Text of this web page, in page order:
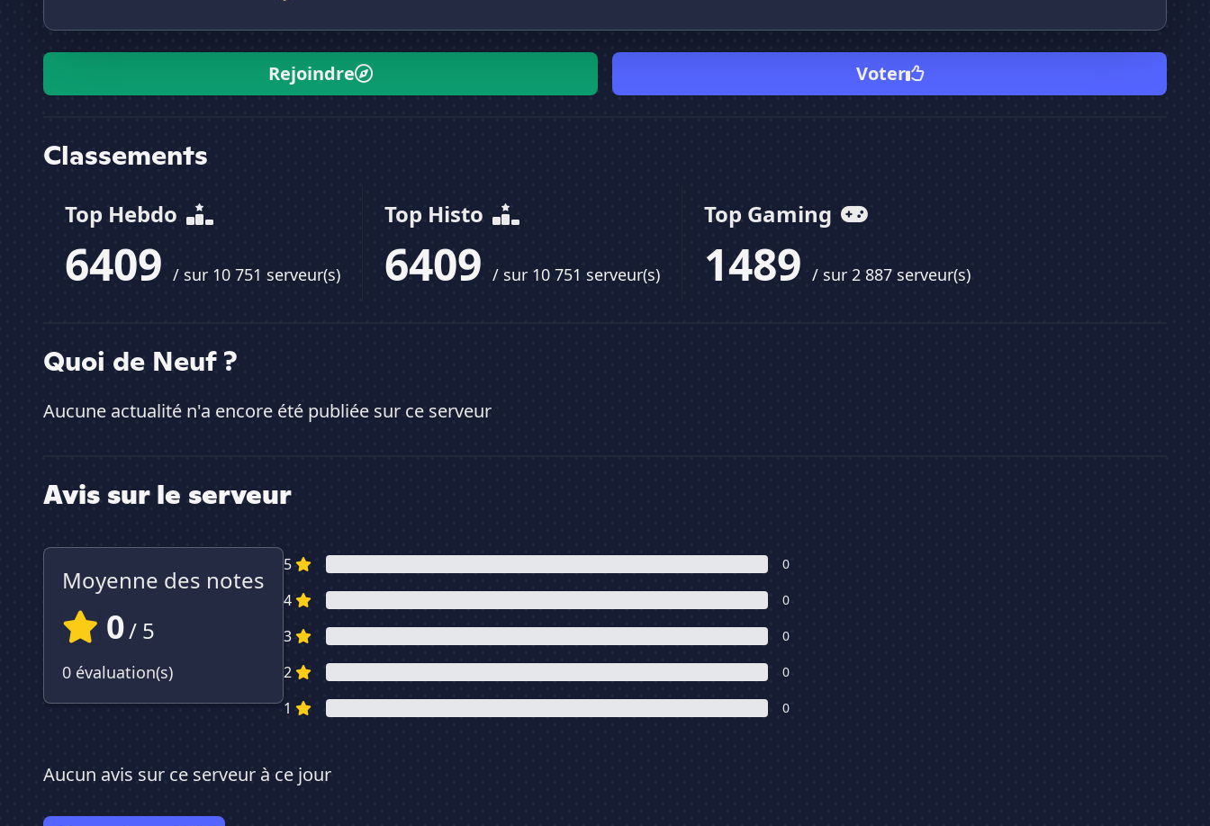
Rejoindre Voter
Classements
Top Hebdo
6409 / sur 10 751 serveur(s)
Top Histo
6409 / sur 10 751 serveur(s)
Top Gaming
1489 / sur 2 887 serveur(s)
Quoi de Neuf ?
Aucune actualité n'a encore été publiée sur ce serveur
Avis sur le serveur
Moyenne des notes
0/ 5
0 évaluation(s)
5 0
4 0
3 0
2 0
1 0
Aucun avis sur ce serveur à ce jour